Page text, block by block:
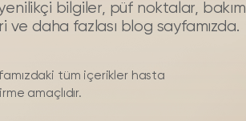
bilgiler, püf noktalar, bakım
ve daha fazlası blog sayfamızda.
tüm içerikler hasta
amaçlıdır.